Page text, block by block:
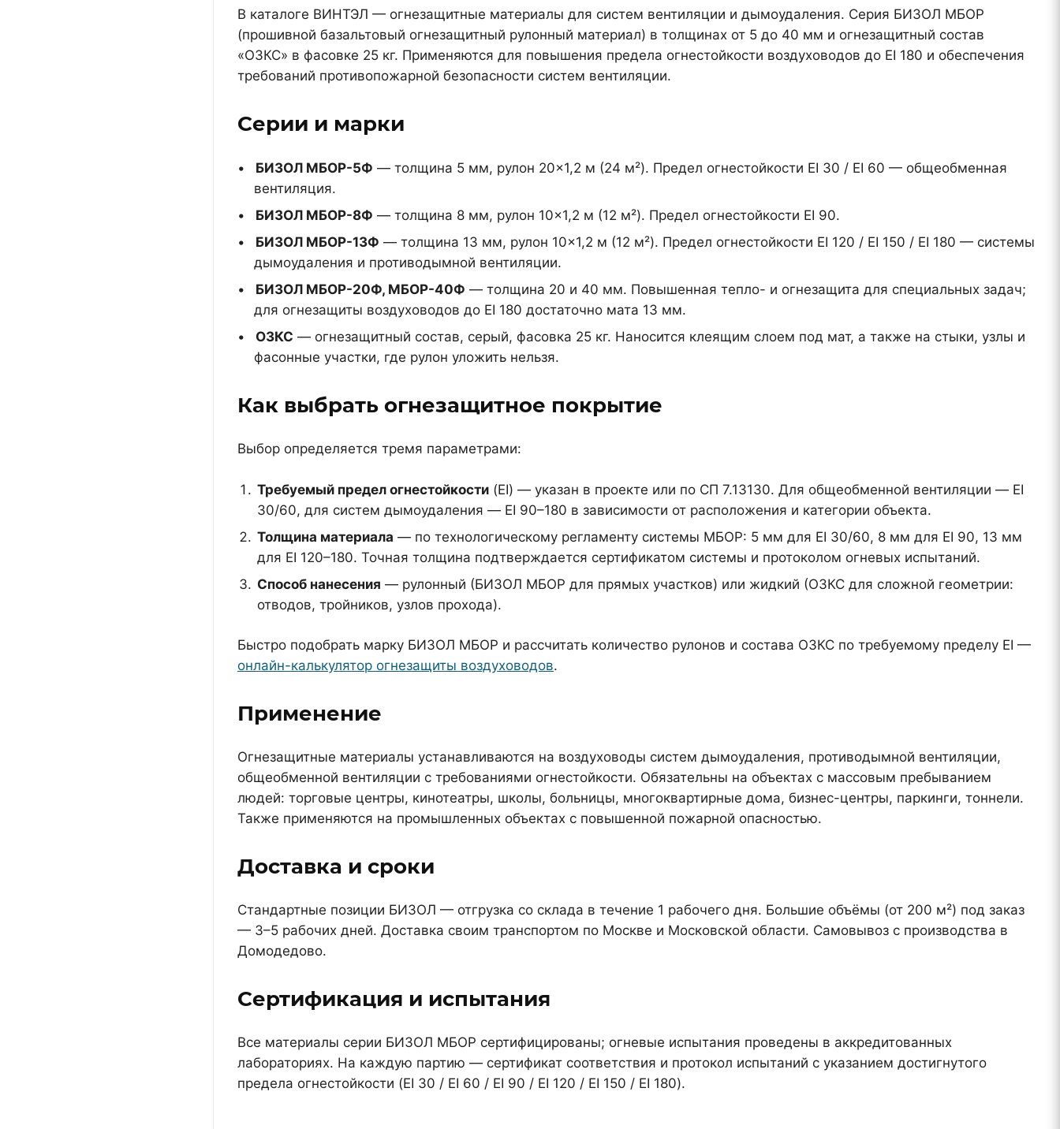
В каталоге ВИНТЭЛ — огнезащитные материалы для систем вентиляции и дымоудаления. Серия БИЗОЛ МБОР
(прошивной базальтовый огнезащитный рулонный материал) в толщинах от 5 до 40 мм и огнезащитный состав
«ОЗКС» в фасовке 25 кг. Применяются для повышения предела огнестойкости воздуховодов до EI 180 и обеспечения
требований противопожарной безопасности систем вентиляции.
Серии и марки
БИЗОЛ МБОР-5Ф — толщина 5 мм, рулон 20×1,2 м (24 м²). Предел огнестойкости EI 30 / EI 60 — общеобменная
вентиляция.
БИЗОЛ МБОР-8Ф — толщина 8 мм, рулон 10×1,2 м (12 м²). Предел огнестойкости EI 90.
БИЗОЛ МБОР-13Ф — толщина 13 мм, рулон 10×1,2 м (12 м²). Предел огнестойкости EI 120 / EI 150 / EI 180 — системы
дымоудаления и противодымной вентиляции.
БИЗОЛ МБОР-20Ф, МБОР-40Ф — толщина 20 и 40 мм. Повышенная тепло- и огнезащита для специальных задач;
для огнезащиты воздуховодов до EI 180 достаточно мата 13 мм.
ОЗКС — огнезащитный состав, серый, фасовка 25 кг. Наносится клеящим слоем под мат, а также на стыки, узлы и
фасонные участки, где рулон уложить нельзя.
Как выбрать огнезащитное покрытие
Выбор определяется тремя параметрами:
Требуемый предел огнестойкости (EI) — указан в проекте или по СП 7.13130. Для общеобменной вентиляции — EI
30/60, для систем дымоудаления — EI 90–180 в зависимости от расположения и категории объекта.
Толщина материала — по технологическому регламенту системы МБОР: 5 мм для EI 30/60, 8 мм для EI 90, 13 мм
для EI 120–180. Точная толщина подтверждается сертификатом системы и протоколом огневых испытаний.
Способ нанесения — рулонный (БИЗОЛ МБОР для прямых участков) или жидкий (ОЗКС для сложной геометрии:
отводов, тройников, узлов прохода).
Быстро подобрать марку БИЗОЛ МБОР и рассчитать количество рулонов и состава ОЗКС по требуемому пределу EI —
онлайн-калькулятор огнезащиты воздуховодов.
Применение
Огнезащитные материалы устанавливаются на воздуховоды систем дымоудаления, противодымной вентиляции,
общеобменной вентиляции с требованиями огнестойкости. Обязательны на объектах с массовым пребыванием
людей: торговые центры, кинотеатры, школы, больницы, многоквартирные дома, бизнес-центры, паркинги, тоннели.
Также применяются на промышленных объектах с повышенной пожарной опасностью.
Доставка и сроки
Стандартные позиции БИЗОЛ — отгрузка со склада в течение 1 рабочего дня. Большие объёмы (от 200 м²) под заказ
— 3–5 рабочих дней. Доставка своим транспортом по Москве и Московской области. Самовывоз с производства в
Домодедово.
Сертификация и испытания
Все материалы серии БИЗОЛ МБОР сертифицированы; огневые испытания проведены в аккредитованных
лабораториях. На каждую партию — сертификат соответствия и протокол испытаний с указанием достигнутого
предела огнестойкости (EI 30 / EI 60 / EI 90 / EI 120 / EI 150 / EI 180).